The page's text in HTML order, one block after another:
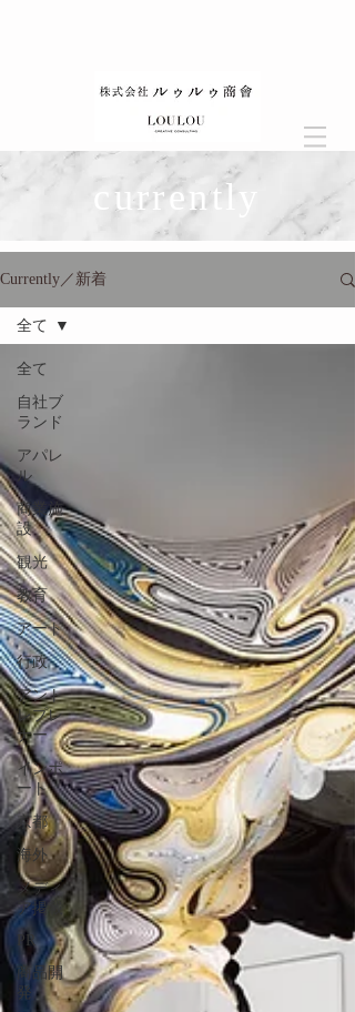
currently
Currently／新着
全て
自社ブ
ランド
アパレ
ル
商業施
設
観光
教育
アート
行政
アント
レプレ
ナー
インポ
ート
京都
海外
メディ
ア掲載
PR
商品開
発
全て